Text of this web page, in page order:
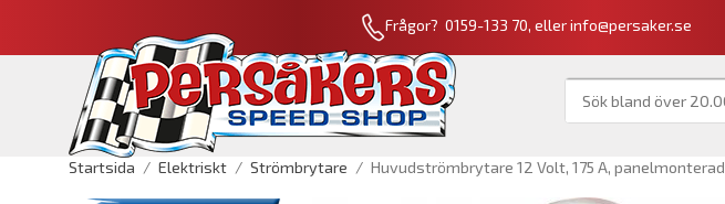
Frågor? 0159-133 70, ellerinfo@persaker.se
Startsida / Elektriskt / Strömbrytare / Huvudströmbrytare 12 Volt, 175 A, panelmonterad